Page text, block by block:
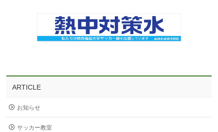
ARTICLE
お知らせ
サッカー教室